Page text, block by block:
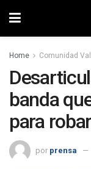
Home Comunidad
banda
para
por prensa